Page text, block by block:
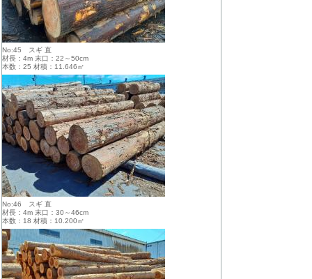
No:45 スギ 直
材長：4m 末口：22～50cm
本数：25 材積：11.646㎥
No:46 スギ 直
材長：4m 末口：30～46cm
本数：18 材積：10.200㎥